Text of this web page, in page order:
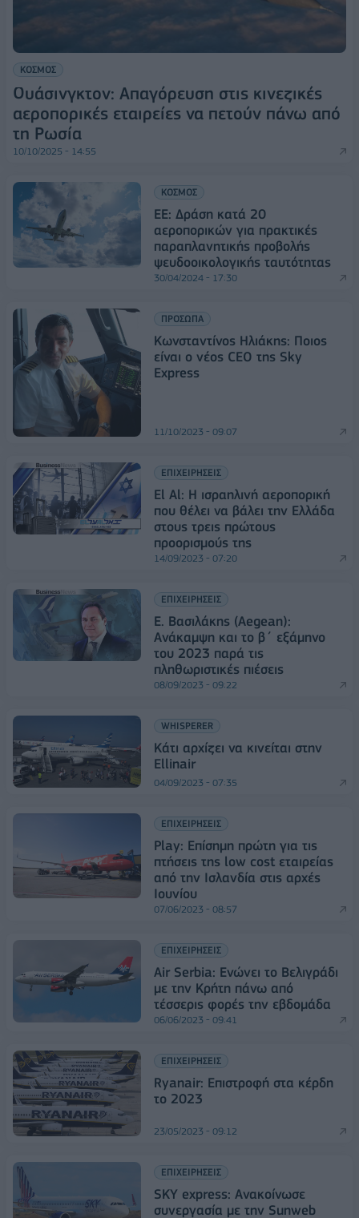
ΚΟΣΜΟΣ
Ουάσινγκτον: Απαγόρευση στις κινεζικές
αεροπορικές εταιρείες να πετούν πάνω από
τη Ρωσία
10/10/2025 - 14:55
ΚΟΣΜΟΣ
​ΕΕ: Δράση κατά 20
αεροπορικών για πρακτικές
παραπλανητικής προβολής
ψευδοοικολογικής ταυτότητας​​
30/04/2024 - 17:30
ΠΡΟΣΩΠΑ
Κωνσταντίνος Ηλιάκης: Ποιος
είναι ο νέος CEO της Sky
Express
11/10/2023 - 09:07
ΕΠΙΧΕΙΡΗΣΕΙΣ
El Al: Η ισραηλινή αεροπορική
που θέλει να βάλει την Ελλάδα
στους τρεις πρώτους
προορισμούς της
14/09/2023 - 07:20
ΕΠΙΧΕΙΡΗΣΕΙΣ
E. Βασιλάκης (Aegean):
Aνάκαμψη και το β΄ εξάμηνο
του 2023 παρά τις
πληθωριστικές πιέσεις
08/09/2023 - 09:22
WHISPERER
Κάτι αρχίζει να κινείται στην
Ellinair
04/09/2023 - 07:35
ΕΠΙΧΕΙΡΗΣΕΙΣ
Play: Επίσημη πρώτη για τις
πτήσεις της low cost εταιρείας
από την Ισλανδία στις αρχές
Ιουνίου
07/06/2023 - 08:57
ΕΠΙΧΕΙΡΗΣΕΙΣ
Air Serbia: Ενώνει το Βελιγράδι
με την Κρήτη πάνω από
τέσσερις φορές την εβδομάδα
06/06/2023 - 09:41
ΕΠΙΧΕΙΡΗΣΕΙΣ
Ryanair: Επιστροφή στα κέρδη
το 2023
23/05/2023 - 09:12
ΕΠΙΧΕΙΡΗΣΕΙΣ
SKY express: Ανακοίνωσε
συνεργασία με την Sunweb